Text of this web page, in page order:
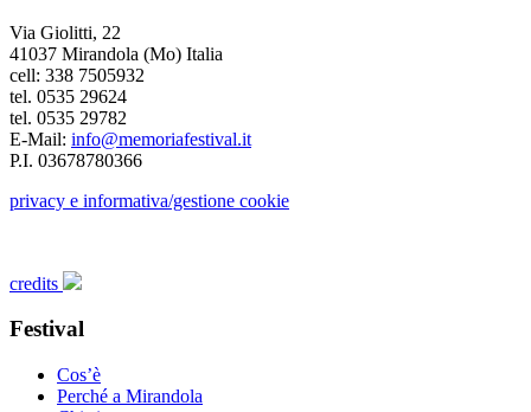
Via Giolitti, 22
41037 Mirandola (Mo) Italia
cell: 338 7505932
tel. 0535 29624
tel. 0535 29782
E-Mail: info@memoriafestival.it
P.I. 03678780366
privacy e informativa/gestione cookie
credits
Festival
Cos’è
Perché a Mirandola